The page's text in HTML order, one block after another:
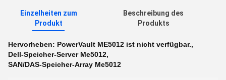
Einzelheiten zum
Produkt
Beschreibung des
Produkts
Hervorheben: PowerVault ME5012 ist nicht verfügbar.,
Dell-Speicher-Server Me5012,
SAN/DAS-Speicher-Array Me5012